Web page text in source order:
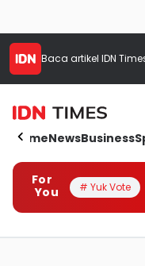
Baca artikel IDN
HomeNewsBusiness
For
You
# Yuk Vote